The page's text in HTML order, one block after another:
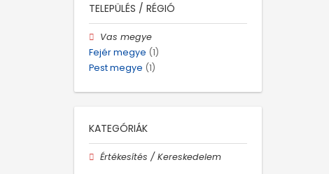
TELEPÜLÉS / RÉGIÓ
Vas megye
Fejér megye (1)
Pest megye (1)
KATEGÓRIÁK
Értékesítés / Kereskedelem